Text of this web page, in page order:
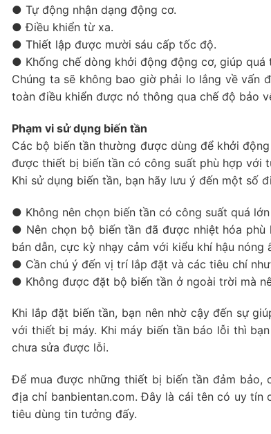
● Tự động nhận dạng động cơ.
● Điều khiển từ xa.
● Thiết lập được mười sáu cấp tốc độ.
● Khống chế dòng khởi động động cơ, giúp
Chúng ta sẽ không bao giờ phải lo lắng về vấn
toàn điều khiển được nó thông qua chế độ bảo
Phạm vi sử dụng biến tần
Các bộ biến tần thường được dùng để khởi
được thiết bị biến tần có công suất phù hợp với
Khi sử dụng biến tần, bạn hãy lưu ý đến một số
● Không nên chọn biến tần có công suất quá
● Nên chọn bộ biến tần đã được nhiệt hóa
bán dẫn, cực kỳ nhạy cảm với kiểu khí hậu nóng
● Cần chú ý đến vị trí lắp đặt và các tiêu chí
● Không được đặt bộ biến tần ở ngoài trời mà
Khi lắp đặt biến tần, bạn nên nhờ cậy đến sự
với thiết bị máy. Khi máy biến tần báo lỗi thì
chưa sửa được lỗi.
Để mua được những thiết bị biến tần đảm
địa chỉ banbientan.com. Đây là cái tên có uy
tiêu dùng tin tưởng đấy.